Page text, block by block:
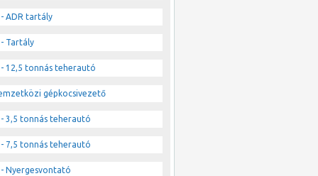
- ADR tartály
- Tartály
- 12,5 tonnás teherautó
gépkocsivezető
- 3,5 tonnás teherautó
- 7,5 tonnás teherautó
- Nyergesvontató